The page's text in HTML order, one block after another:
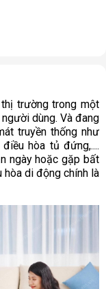
trường trong một
dùng. Và đang
truyền thống như
hòa tủ đứng,....
ngày hoặc gặp bất
di động chính là